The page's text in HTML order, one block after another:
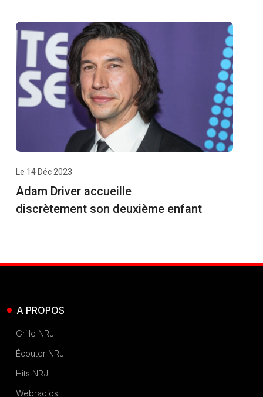
Le 14 Déc 2023
Adam Driver accueille
discrètement son deuxième enfant
A PROPOS
Grille NRJ
Écouter NRJ
Hits NRJ
Webradios